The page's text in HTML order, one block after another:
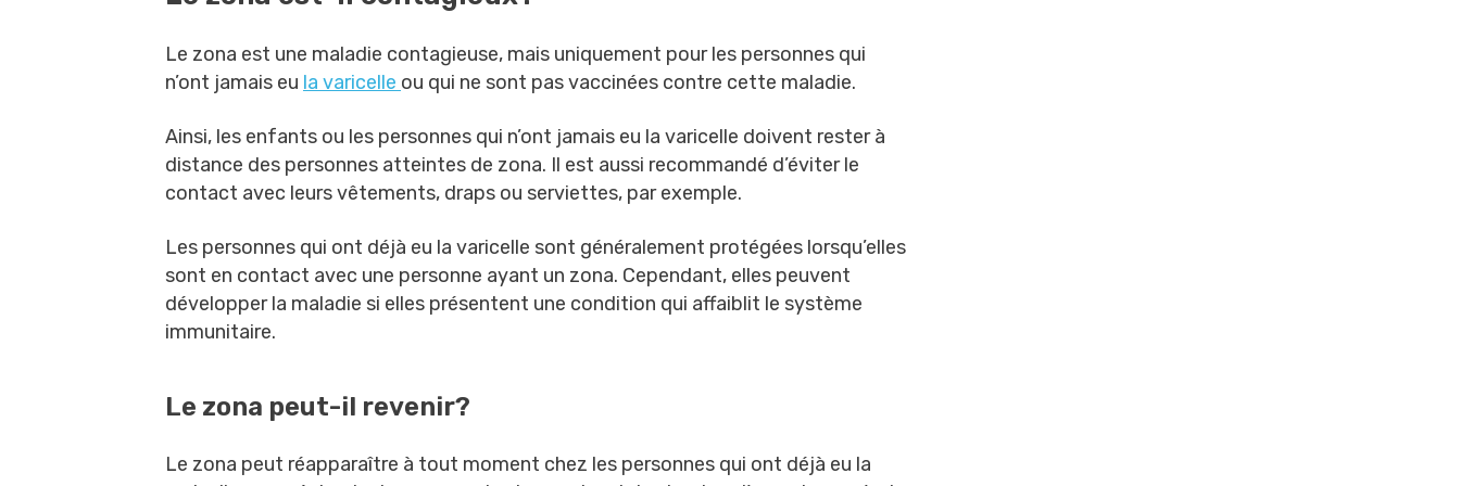
Le zona est une maladie contagieuse, mais uniquement pour les personnes qui
n’ont jamais eu la varicelle ou qui ne sont pas vaccinées contre cette maladie.
Ainsi, les enfants ou les personnes qui n’ont jamais eu la varicelle doivent rester à
distance des personnes atteintes de zona. Il est aussi recommandé d’éviter le
contact avec leurs vêtements, draps ou serviettes, par exemple.
Les personnes qui ont déjà eu la varicelle sont généralement protégées lorsqu’elles
sont en contact avec une personne ayant un zona. Cependant, elles peuvent
développer la maladie si elles présentent une condition qui affaiblit le système
immunitaire.
Le zona peut-il revenir?
Le zona peut réapparaître à tout moment chez les personnes qui ont déjà eu la